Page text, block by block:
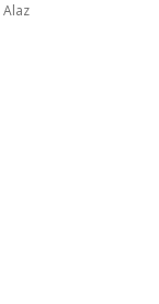
Alaz